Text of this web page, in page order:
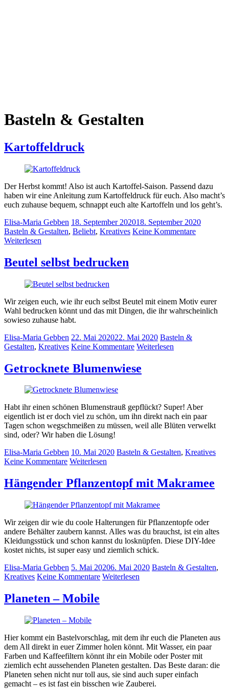
Basteln & Gestalten
Kartoffeldruck
Der Herbst kommt! Also ist auch Kartoffel-Saison. Passend dazu
haben wir eine Anleitung zum Kartoffeldruck für euch. Also macht’s
euch zuhause bequem, schnappt euch alte Kartoffeln und los geht’s.
Elisa-Maria Gebben 18. September 202018. September 2020
Basteln & Gestalten, Beliebt, Kreatives Keine Kommentare
Weiterlesen
Beutel selbst bedrucken
Wir zeigen euch, wie ihr euch selbst Beutel mit einem Motiv eurer
Wahl bedrucken könnt und das mit Dingen, die ihr wahrscheinlich
sowieso zuhause habt.
Elisa-Maria Gebben 22. Mai 202022. Mai 2020 Basteln &
Gestalten, Kreatives Keine Kommentare Weiterlesen
Getrocknete Blumenwiese
Habt ihr einen schönen Blumenstrauß gepflückt? Super! Aber
eigentlich ist er doch viel zu schön, um ihn direkt nach ein paar
Tagen schon wegschmeißen zu müssen, weil alle Blüten verwelkt
sind, oder? Wir haben die Lösung!
Elisa-Maria Gebben 10. Mai 2020 Basteln & Gestalten, Kreatives
Keine Kommentare Weiterlesen
Hängender Pflanzentopf mit Makramee
Wir zeigen dir wie du coole Halterungen für Pflanzentopfe oder
andere Behälter zaubern kannst. Alles was du brauchst, ist ein altes
Kleidungsstück und schon kannst du losknüpfen. Diese DIY-Idee
kostet nichts, ist super easy und ziemlich schick.
Elisa-Maria Gebben 5. Mai 20206. Mai 2020 Basteln & Gestalten,
Kreatives Keine Kommentare Weiterlesen
Planeten – Mobile
Hier kommt ein Bastelvorschlag, mit dem ihr euch die Planeten aus
dem All direkt in euer Zimmer holen könnt. Mit Wasser, ein paar
Farben und Kaffeefiltern könnt ihr ein Mobile oder Poster mit
ziemlich echt aussehenden Planeten gestalten. Das Beste daran: die
Planeten sehen nicht nur toll aus, sie sind auch super einfach
gemacht – es ist fast ein bisschen wie Zauberei.